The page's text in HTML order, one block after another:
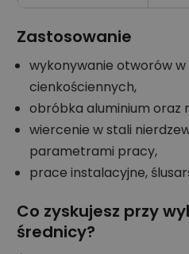
Zastosowanie
wykonywanie otworów
cienkościennych,
obróbka aluminium oraz
wiercenie w stali
parametrami pracy,
prace instalacyjne,
Co zyskujesz przy
średnicy?